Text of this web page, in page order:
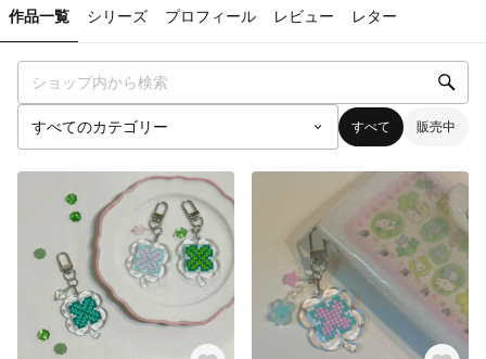
作品一覧 シリーズ プロフィール レビュー レター
すべて 販売中